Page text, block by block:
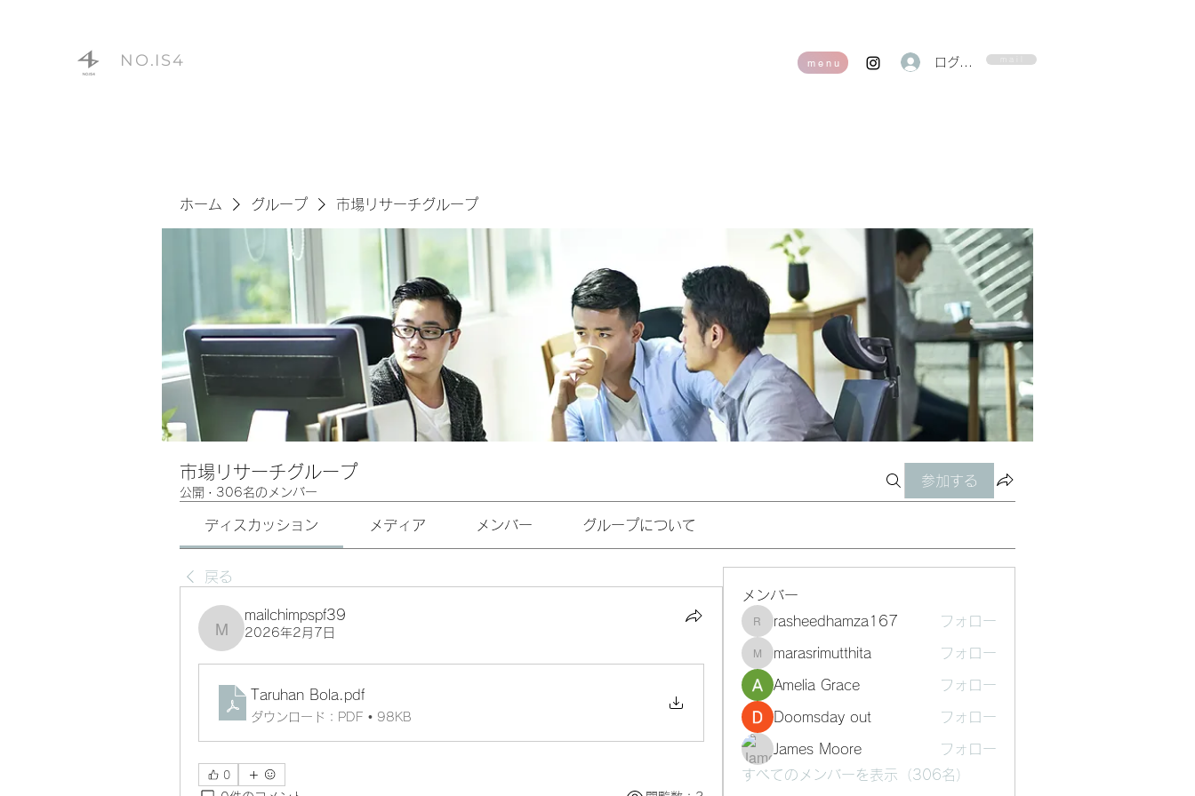
NO.IS4 m e n u ログイン
ホーム グループ 市場リサーチグループ
市場リサーチグループ
公開 · 306名のメンバー
参加する
ディスカッション メディア メンバー グループについて
戻る
mailchimpspf39
mailchimpspf39
2026年2月7日
Taruhan Bola .pdf
ダウンロード：PDF • 98KB
0
メンバー
rasheedhamza167
rasheedhamza167 フォロー
marasrimutthita
marasrimutthita フォロー
Amelia Grace フォロー
Doomsday out フォロー
James Moore
フォロー
すべてのメンバーを表示（306名）